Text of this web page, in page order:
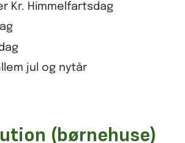
Kr. Himmelfartsdag
jul og nytår
(børnehuse)